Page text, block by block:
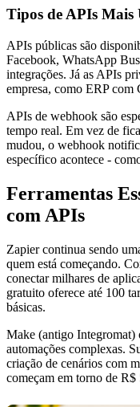
Tipos de APIs
APIs públicas são
Facebook, WhatsApp
integrações. Já as APIs
empresa, como ERP com
APIs de webhook são
tempo real. Em vez de
mudou, o webhook
específico acontece -
Ferramentas
com APIs
Zapier continua sendo
quem está começando.
conectar milhares de
gratuito oferece até 100
básicas.
Make (antigo Integromat)
automações complexas.
criação de cenários com
começam em torno de